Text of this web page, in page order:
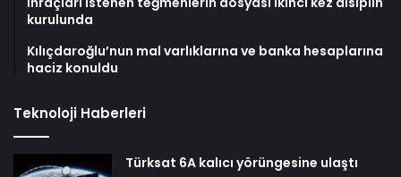
kurulunda
Kılıçdaroğlu’nun mal varlıklarına ve banka hesaplarına
haciz konuldu
Teknoloji Haberleri
Türksat 6A kalıcı yörüngesine ulaştı